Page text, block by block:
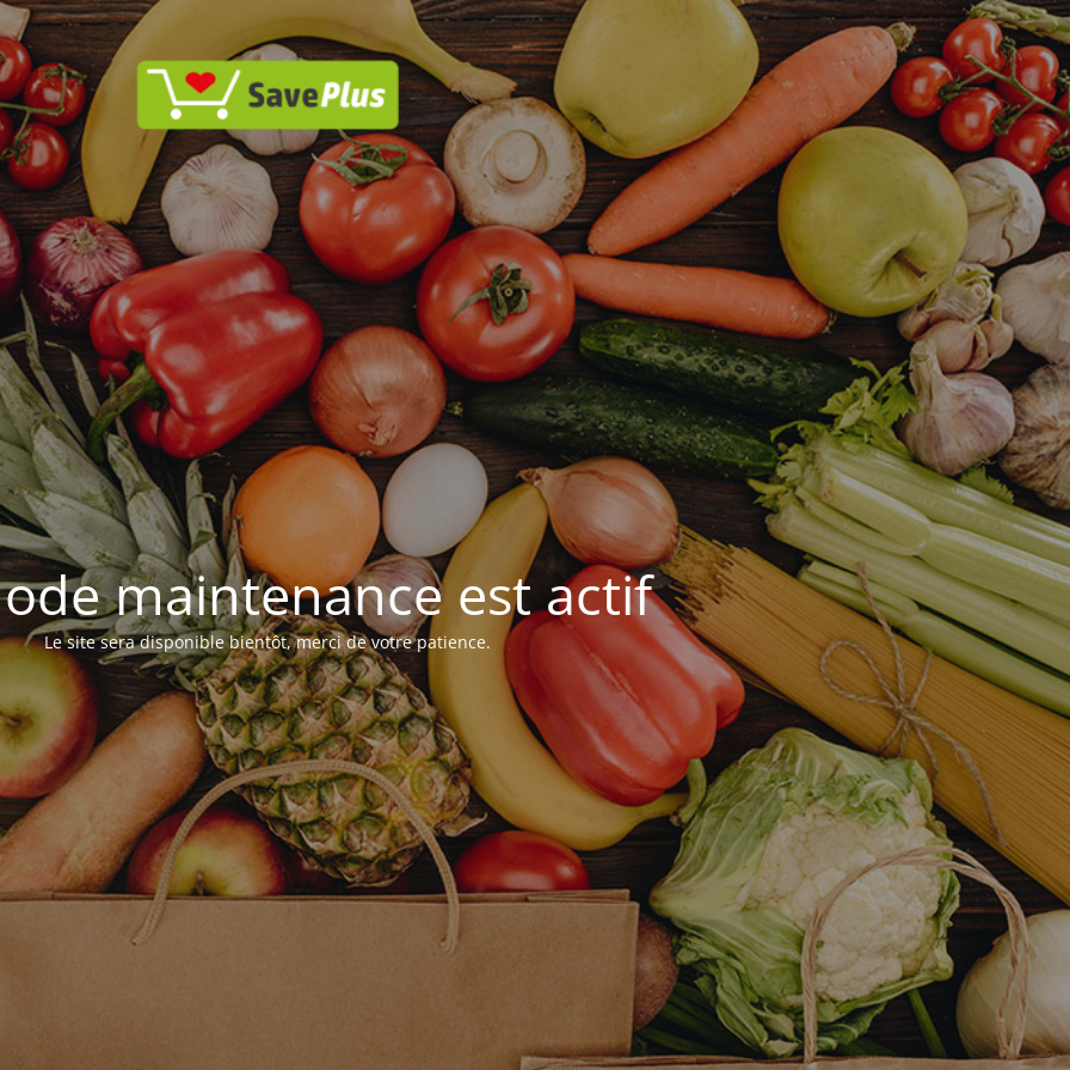
maintenance est actif
Le site sera disponible bientôt, merci de votre patience.